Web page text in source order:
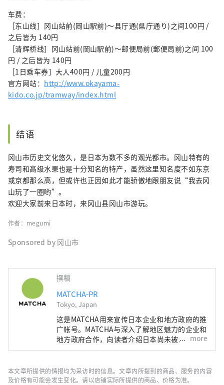
车费：
［东山线］冈山站前(岡山駅前)〜县厅通(県庁通り)之间100円 /
之后皆为 140円
［清辉桥线］冈山站前(岡山駅前)〜邮便局前(郵便局前)之间 100
円 / 之后皆为 140円
［1日乘车券］大人400円 / 儿童200円
官方网站： http://www.okayama-
kido.co.jp/tramway/index.html
结语
冈山市历史文化悠久，是日本为数不多的观光都市。冈山特有的
寿司和高级水果也是十分知名的特产，虽然这里知名度不如东京
或京都那么高，但或许也正因如此才能骄傲地跟朋友说“我去冈
山玩了一圈哟”。
欢迎大家前来日本时，来冈山县冈山市游玩。
作者：megumi
Sponsored by 冈山市
撰稿
MATCHA-PR
Tokyo, Japan
这是MATCHA用来宣传日本企业和地方政府的推
广帐号。MATCHA与深入了解地区魅力的企业和
地方政府合作，向读者介绍日本尚未被发现的魅
力！同时我们也根据该地区的政府和企业等提供
more
本文章所提供的情报均为采访时的信息。文章内所提到的商品、服务的内容
及价格有可能会发生变化。请以店铺实际所提供的商品、价格为准。